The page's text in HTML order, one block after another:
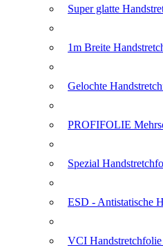
Super glatte
1m Breite
Gelochte
PROFIFOLIE
Spezial
ESD - Antistatische
VCI